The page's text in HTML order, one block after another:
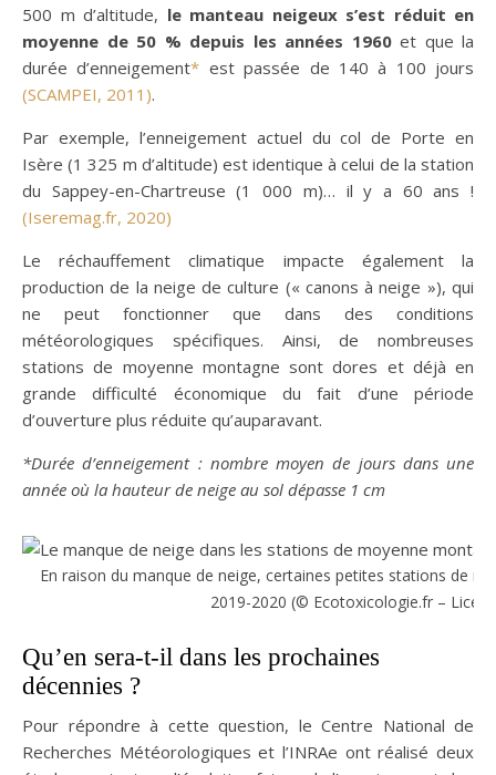
500 m d’altitude, le manteau neigeux s’est réduit en
moyenne de 50 % depuis les années 1960et que la
durée d’enneigement* est passée de 140 à 100 jours
(SCAMPEI, 2011).
Par exemple, l’enneigement actuel du col de Porte en
Isère (1 325 m d’altitude) est identique à celui de la station
du Sappey-en-Chartreuse (1 000 m)… il y a 60 ans !
(Iseremag.fr, 2020)
Le réchauffement climatique impacte également la
production de la neige de culture (« canons à neige »), qui
ne peut fonctionner que dans des conditions
météorologiques spécifiques. Ainsi, de nombreuses
stations de moyenne montagne sont dores et déjà en
grande difficulté économique du fait d’une période
d’ouverture plus réduite qu’auparavant.
*Durée d’enneigement : nombre moyen de jours dans une
année où la hauteur de neige au sol dépasse 1 cm
En raison du manque de neige, certaines petites stations de
2019-2020 (© Ecotoxicologie.fr –
Qu’en sera-t-il dans les prochaines
décennies ?
Pour répondre à cette question, le Centre National de
Recherches Météorologiques et l’INRAe ont réalisé deux